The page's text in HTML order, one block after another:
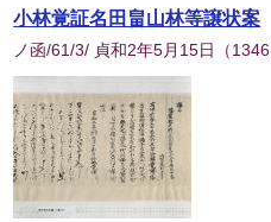
小林覚証名田畠山林等譲状案
ノ函/61/3/ 貞和2年5月15日 （1346